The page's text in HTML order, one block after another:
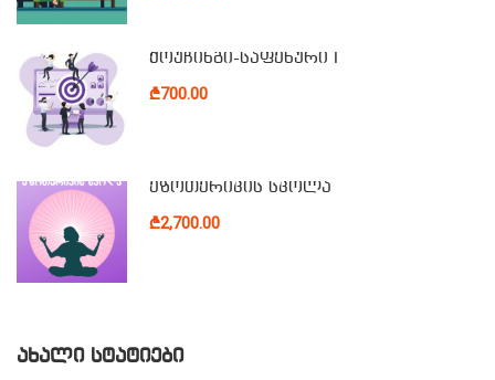
ქოუჩინგი-საფეხური I
₾700.00
ეზოთერიკის სკოლა
₾2,700.00
ᲐᲮᲐᲚᲘ ᲡᲢᲐᲢᲘᲔᲑᲘ